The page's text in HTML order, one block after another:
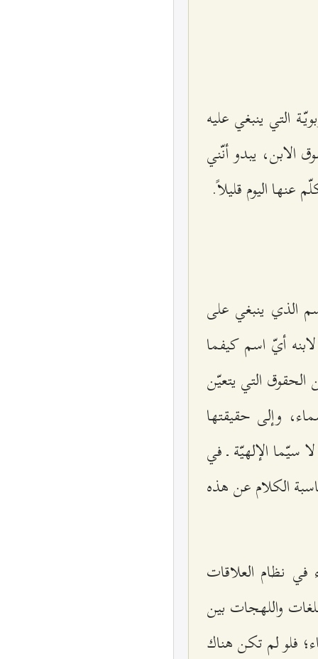
التي ينبغي عليه
الابن، يبدو أنّني
اليوم قليلاً.
الذي ينبغي على
أيّ اسم كيفما
التي يتعيّن
وإلى حقيقتها
سيّما الإلهيّة ـ في
الكلام عن هذه
نظام العلاقات
واللهجات بين
فلو لم تكن هناك